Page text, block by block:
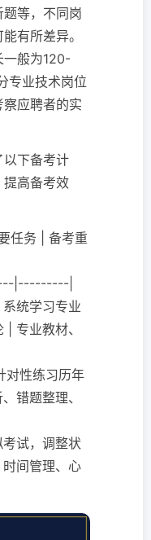
等，不同岗
有所差异。
一般为120-
专业技术岗位
应聘者的实
以下备考计
提高备考效
任务 | 备考重
|---------|
统学习专业
专业教材、
对性练习历年
错题整理、
考试，调整状
间管理、心